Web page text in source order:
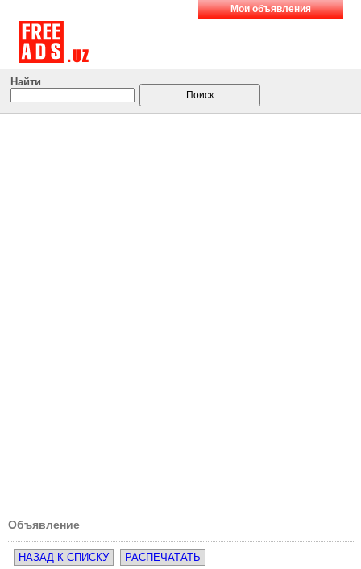
Мои объявления
Найти
Объявление
НАЗАД К СПИСКУ РАСПЕЧАТАТЬ